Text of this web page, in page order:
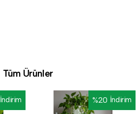
Tüm Ürünler
İndirim %20 İndirim